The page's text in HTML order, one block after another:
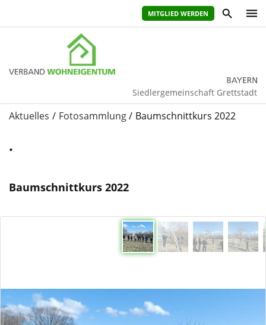
MITGLIED WERDEN
Siedlergemeinschaft Grettstadt
Aktuelles Fotosammlung Baumschnittkurs 2022
.
Baumschnittkurs 2022